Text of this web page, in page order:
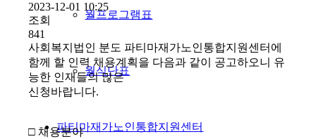
월프로그램표
월식단표
파티마재가노인통합지원센터
2023-12-01 10:25
조회
841
사회복지법인 분도 파티마재가노인통합지원센터에
함께 할 인력 채용계획을 다음과 같이 공고하오니 유
능한 인재들의 많은
신청바랍니다.
□ 채용분야